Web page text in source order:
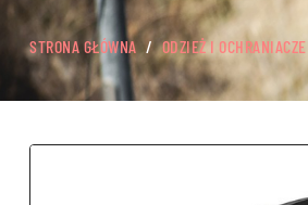
STRONA GŁÓWNA ODZIEŻ I OCHRANIACZE